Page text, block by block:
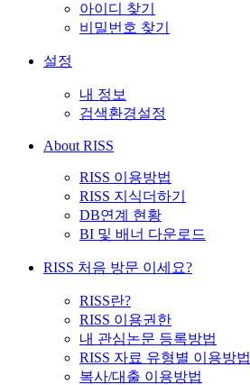
아이디 찾기
비밀번호 찾기
설정
내 정보
검색환경설정
About RISS
RISS 이용방법
RISS 지식더하기
DB연계 현황
BI 및 배너 다운로드
RISS 처음 방문 이세요?
RISS란?
RISS 이용권한
내 관심논문 등록방법
RISS 자료 유형별 이용방법
복사/대출 이용방법